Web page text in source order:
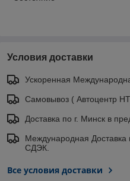
Условия доставки
Ускоренная
Самовывоз ( Автоцентр
Доставка по г. Минск в
Международная Доставка
СДЭК.
Все условия доставки